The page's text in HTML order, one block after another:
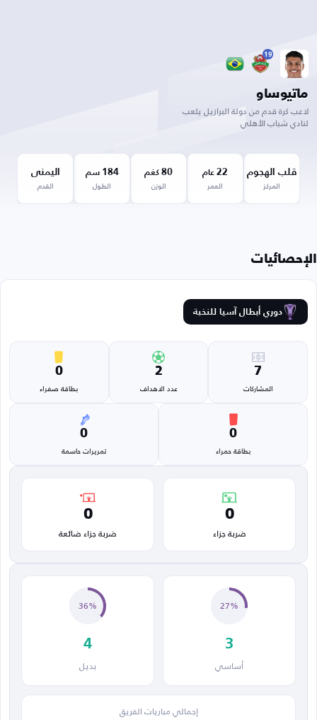
19
ماتيوساو
لاعب كرة قدم من دولة البرازيل يلعب
لنادي شباب الأهلي
قلب الهجوم
المركز
22 عام
العمر
80 كغم
الوزن
184 سم
الطول
اليمنى
القدم
الإحصائيات
دوري أبطال آسيا للنخبة
7
المشاركات
2
عدد الاهداف
0
بطاقة صفراء
0
بطاقة حمراء
0
تمريرات حاسمة
0
ضربة جزاء
0
ضربة جزاء ضائعة
27%
3
أساسي
36%
4
بديل
إجمالي مباريات الفريق